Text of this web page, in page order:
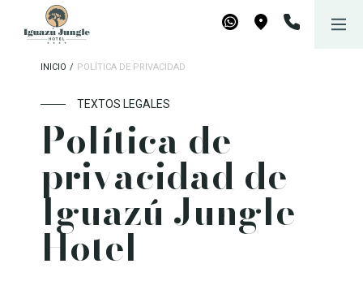
Iguazú Jungle Lodge
WhatsApp
Maps
INICIO / POLÍTICA DE PRIVACIDAD
TEXTOS LEGALES
Política de
privacidad de
Iguazú Jungle
Hotel